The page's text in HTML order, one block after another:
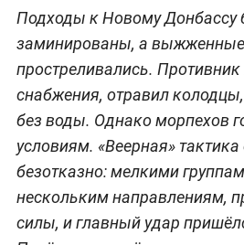
Подходы к Новому Донбассу
заминированы, а выжженные
простреливались.
снабжения, отравил
без воды. Однако морпехов
условиям. «Веерная»
безотказно: мелкими
нескольким направлениям,
силы, и главный удар